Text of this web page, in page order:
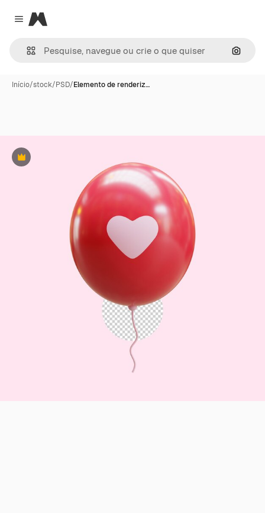
Close menu
Magnific
Início/stock/PSD/Elemento de renderiz…
Premium